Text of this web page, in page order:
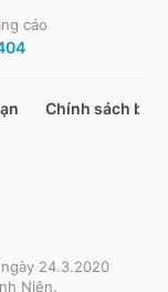
cáo
Chính sách bảo
24.3.2020
Niên.